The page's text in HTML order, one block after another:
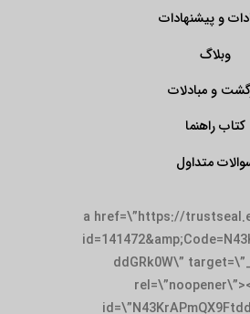
و پیشنهادات
وبلاگ
و مبادلات
کتاب راهنما
متداول
<a href=\”https://
ddGRk0W\”